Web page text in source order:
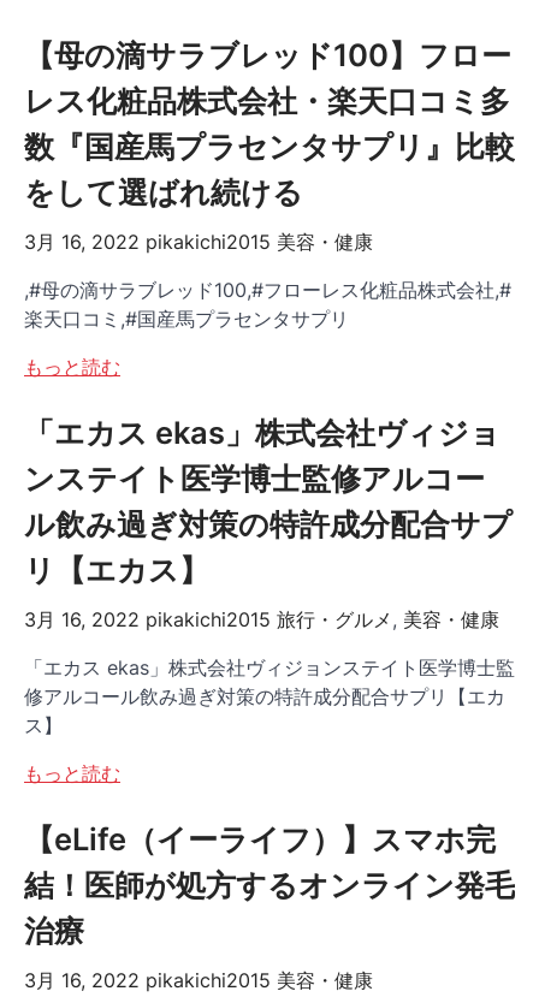
【母の滴サラブレッド100】フロー
レス化粧品株式会社・楽天口コミ多
数『国産馬プラセンタサプリ』比較
をして選ばれ続ける
3月 16, 2022 pikakichi2015 美容・健康
,#母の滴サラブレッド100,#フローレス化粧品株式会社,#
楽天口コミ,#国産馬プラセンタサプリ
もっと読む
「エカス ekas」株式会社ヴィジョ
ンステイト医学博士監修アルコー
ル飲み過ぎ対策の特許成分配合サプ
リ【エカス】
3月 16, 2022 pikakichi2015 旅行・グルメ , 美容・健康
「エカス ekas」株式会社ヴィジョンステイト医学博士監
修アルコール飲み過ぎ対策の特許成分配合サプリ【エカ
ス】
もっと読む
【eLife（イーライフ）】スマホ完
結！医師が処方するオンライン発毛
治療
3月 16, 2022 pikakichi2015 美容・健康